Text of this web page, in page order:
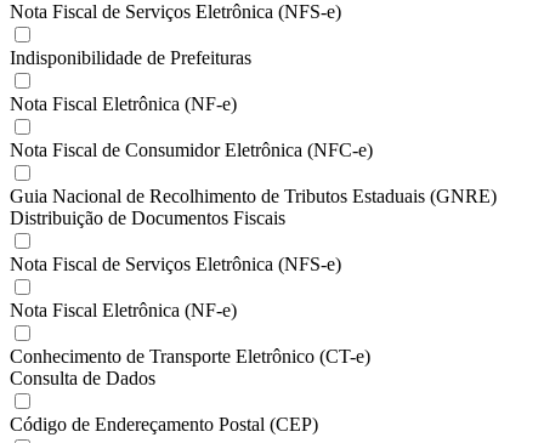
Nota Fiscal de Serviços Eletrônica (NFS-e)
Indisponibilidade de Prefeituras
Nota Fiscal Eletrônica (NF-e)
Nota Fiscal de Consumidor Eletrônica (NFC-e)
Guia Nacional de Recolhimento de Tributos Estaduais (GNRE)
Distribuição de Documentos Fiscais
Nota Fiscal de Serviços Eletrônica (NFS-e)
Nota Fiscal Eletrônica (NF-e)
Conhecimento de Transporte Eletrônico (CT-e)
Consulta de Dados
Código de Endereçamento Postal (CEP)